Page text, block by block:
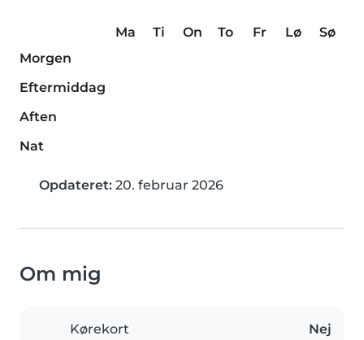
Ma Ti On To Fr Lø
Sø
Morgen
Eftermiddag
Aften
Nat
Opdateret: 20. februar 2026
Om mig
Kørekort Nej